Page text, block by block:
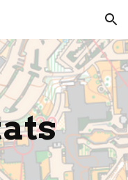
Skip to navigation